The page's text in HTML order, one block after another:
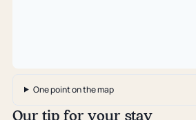
One point on the map
Our tip for your stay